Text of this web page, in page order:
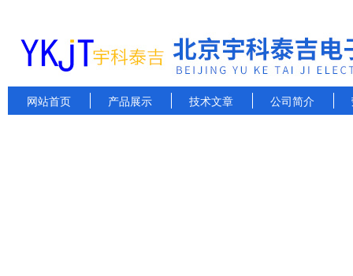
网站首页 产品展示 技术文章 公司简介